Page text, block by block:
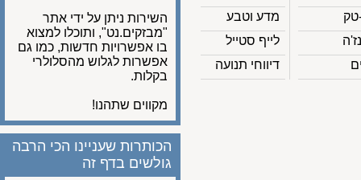
מדע וטבע
לייף סטייל
דיווחי תנועה
השירות ניתן על ידי אתר
"מבזקים.נט", ותוכלו למצוא
בו אפשרויות חדשות, כמו גם
אפשרות לגלוש מהסלולרי
בקלות.
מקווים שתהנו!
הכותרות שעניינו הכי הרבה
גולשים בדף זה